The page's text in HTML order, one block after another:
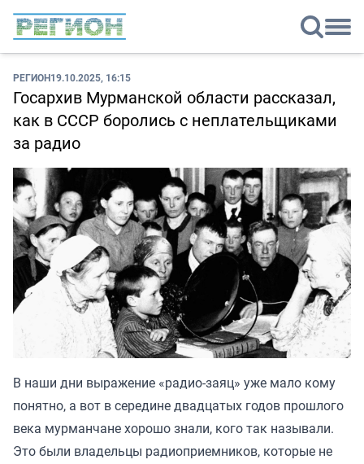
РЕГИОН19.10.2025, 16:15
Госархив Мурманской области рассказал,
как в СССР боролись с неплательщиками
за радио
В наши дни выражение «радио-заяц» уже мало кому
понятно, а вот в середине двадцатых годов прошлого
века мурманчане хорошо знали, кого так называли.
Это были владельцы радиоприемников, которые не